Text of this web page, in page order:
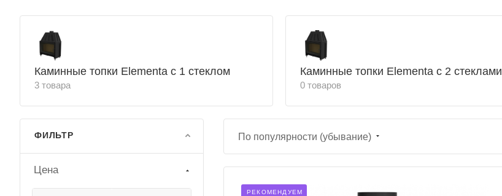
Каминные топки Elementa с 1 стеклом
3 товара
Каминные топки Elementa с 2 стеклами
0 товаров
По популярности (убывание)
РЕКОМЕНДУЕМ
ФИЛЬТР
Цена